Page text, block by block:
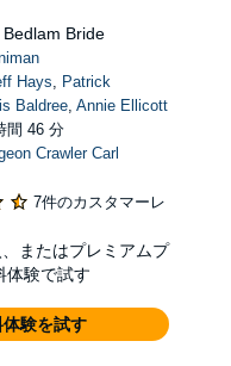
Bride
Hays, Patrick
Baldree, Annie Ellicott
間 46 分
Crawler Carl
7件のカスタマーレ
またはプレミアムプ
体験で試す
体験を試す